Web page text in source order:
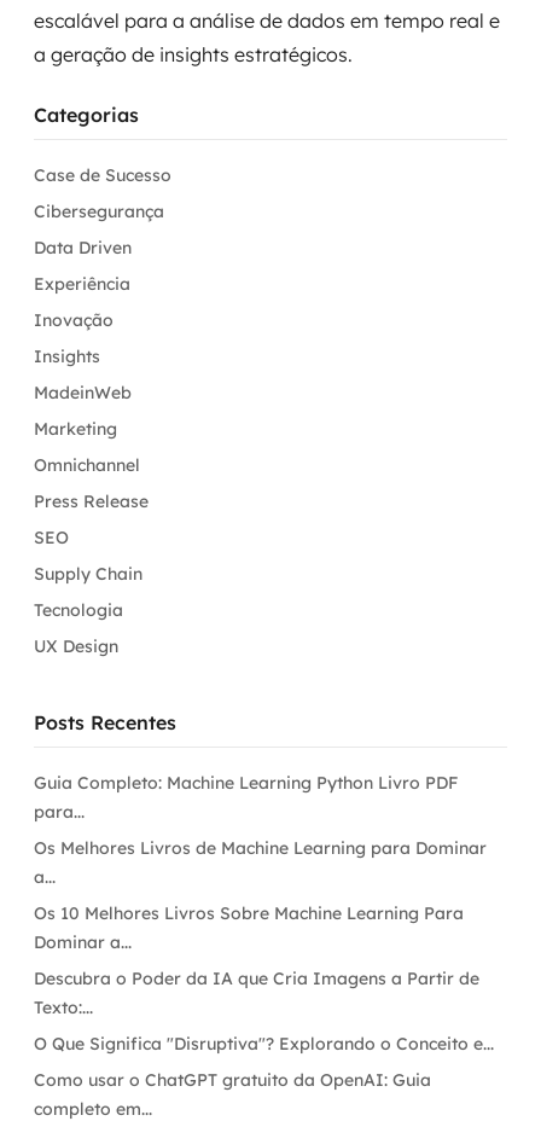
escalável para a análise de dados em tempo real e
a geração de insights estratégicos.
Categorias
Case de Sucesso
Cibersegurança
Data Driven
Experiência
Inovação
Insights
MadeinWeb
Marketing
Omnichannel
Press Release
SEO
Supply Chain
Tecnologia
UX Design
Posts Recentes
Guia Completo: Machine Learning Python Livro PDF
para...
Os Melhores Livros de Machine Learning para Dominar
a...
Os 10 Melhores Livros Sobre Machine Learning Para
Dominar a...
Descubra o Poder da IA que Cria Imagens a Partir de
Texto:...
O Que Significa "Disruptiva"? Explorando o Conceito e...
Como usar o ChatGPT gratuito da OpenAI: Guia
completo em...